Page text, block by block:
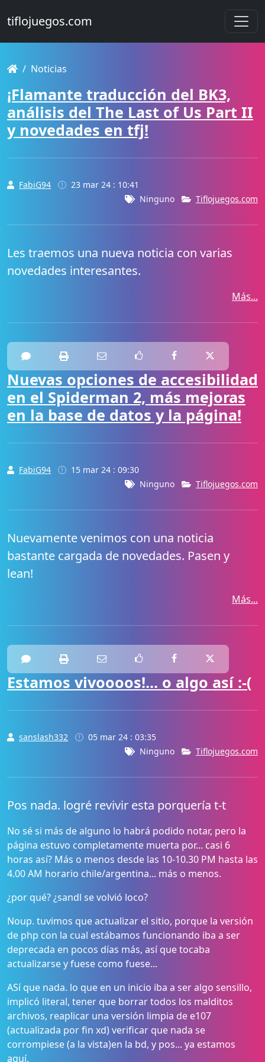
tiflojuegos.com
Noticias
¡Flamante traducción del BK3,
análisis del The Last of Us Part II
y novedades en tfj!
FabiG94
23 mar 24 : 10:41
Ninguno
Tiflojuegos.com
Les traemos una nueva noticia con varias
novedades interesantes.
Más...
Nuevas opciones de accesibilidad
en el Spiderman 2, más mejoras
en la base de datos y la página!
FabiG94
15 mar 24 : 09:30
Ninguno
Tiflojuegos.com
Nuevamente venimos con una noticia
bastante cargada de novedades. Pasen y
lean!
Más...
Estamos vivoooos!... o algo así :-(
sanslash332
05 mar 24 : 03:35
Ninguno
Tiflojuegos.com
Pos nada. logré revivir esta porquería t-t
No sé si más de alguno lo habrá podido notar, pero la
página estuvo completamente muerta por... casi 6
horas así? Más o menos desde las 10-10.30 PM hasta las
4.00 AM horario chile/argentina... más o menos.
¿por qué? ¿sandl se volvió loco?
Noup. tuvimos que actualizar el sitio, porque la versión
de php con la cual estábamos funcionando iba a ser
deprecada en pocos días más, así que tocaba
actualizarse y fuese como fuese...
ASí que nada. lo que en un inicio iba a ser algo sensillo,
implicó literal, tener que borrar todos los malditos
archivos, reaplicar una versión limpia de e107
(actualizada por fin xd) verificar que nada se
corrompiese (a la vista)en la bd, y pos... ya estamos
aquí.